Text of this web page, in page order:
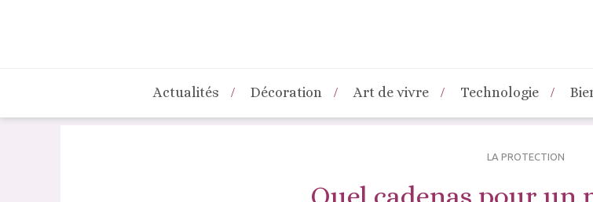
Actualités Décoration Art de vivre Technologie
LA PROTECTION
Quel cadenas pour un